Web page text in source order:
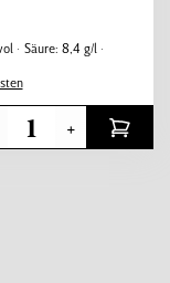
Säure: 8,4 g/l
+